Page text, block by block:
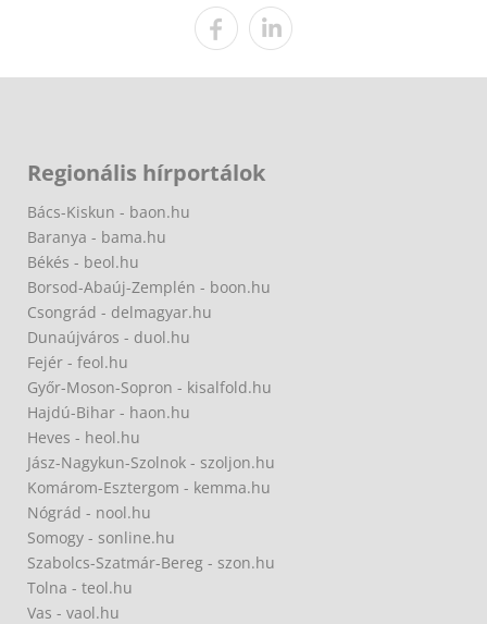
Regionális hírportálok
Bács-Kiskun - baon.hu
Baranya - bama.hu
Békés - beol.hu
Borsod-Abaúj-Zemplén - boon.hu
Csongrád - delmagyar.hu
Dunaújváros - duol.hu
Fejér - feol.hu
Győr-Moson-Sopron - kisalfold.hu
Hajdú-Bihar - haon.hu
Heves - heol.hu
Jász-Nagykun-Szolnok - szoljon.hu
Komárom-Esztergom - kemma.hu
Nógrád - nool.hu
Somogy - sonline.hu
Szabolcs-Szatmár-Bereg - szon.hu
Tolna - teol.hu
Vas - vaol.hu